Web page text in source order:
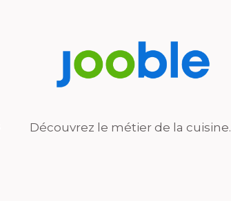
Découvrez le métier de la cuisine.